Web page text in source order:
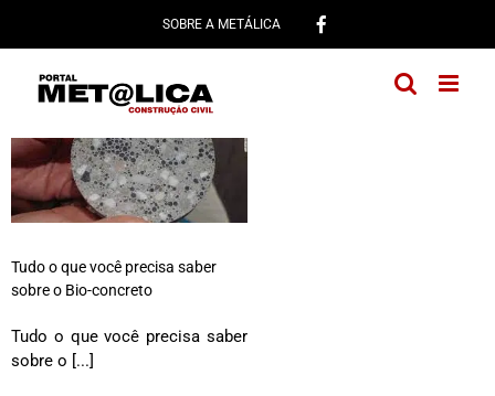
conteúdo
SOBRE A METÁLICA
Tudo o que você precisa saber
sobre o Bio-concreto
Tudo o que você precisa saber
sobre o [...]